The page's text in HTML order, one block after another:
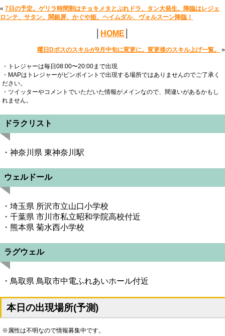
« 7日の予定。ゲリラ時間割はチョキメタとぷれドラ、タン大発生。降臨はレジェ
ロンテ、サタン、関銀屏、かぐや姫、ヘイムダル、ヴォルスーン降臨！
HOME
曜日Dボスのスキルが9月中旬に変更に。変更後のスキル上げ一覧。 »
・トレジャーは毎日08:00〜20:00まで出現
・MAPはトレジャーがピンポイントで出現する場所ではありませんのでご了承く
ださい。
・ツイッターやコメントでいただいた情報がメインなので、間違いがあるかもし
れません。
ドラクリスト
・神奈川県 東神奈川駅
ウェルドール
・埼玉県 所沢市立山口小学校
・千葉県 市川市私立昭和学院高校付近
・熊本県 菊水西小学校
ラグウェル
・鳥取県 鳥取市中電ふれあいホール付近
本日の出現場所(予測)
※属性は不明なので情報募集中です。